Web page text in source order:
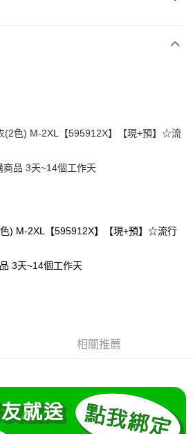
期」，訂單成立後會自動跳轉到大哥付的交易
往確認交易或遇審核未通過，訂單將自動取
狀況，表示未達大哥付你分期系統評分，恕無
需綁卡、不需儲值。
訊認證，即可結帳。
後，再付款。
提供之點數服務，可於會員專區綁定中華電信
用 Hami Point 折抵消費金額 (1點等於1元)。
(2色) M-2XL【595912X】【現+預】☆流
品 3天~14個工作天
) M-2XL【595912X】【現+預】☆流行
3天~14個工作天
相關推薦